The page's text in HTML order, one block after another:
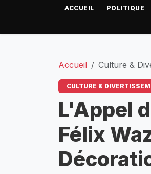
ACCUEIL POLITIQUE
Accueil Culture &
CULTURE &
L'Appel
Félix